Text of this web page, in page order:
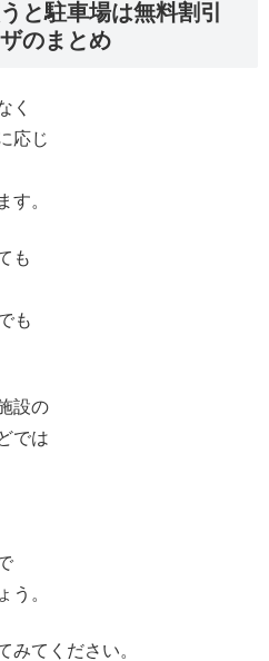
と駐車場は無料割引
のまとめ
く
応じ
す。
も
も
設の
では
う。
みてください。